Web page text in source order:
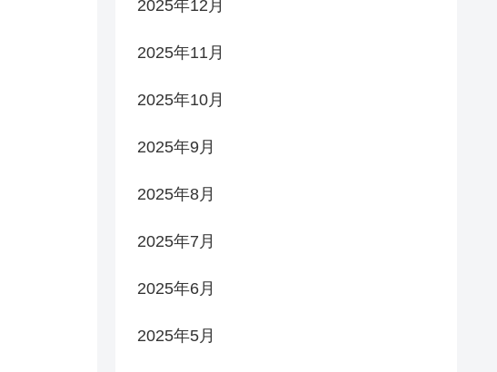
2025年12月
2025年11月
2025年10月
2025年9月
2025年8月
2025年7月
2025年6月
2025年5月